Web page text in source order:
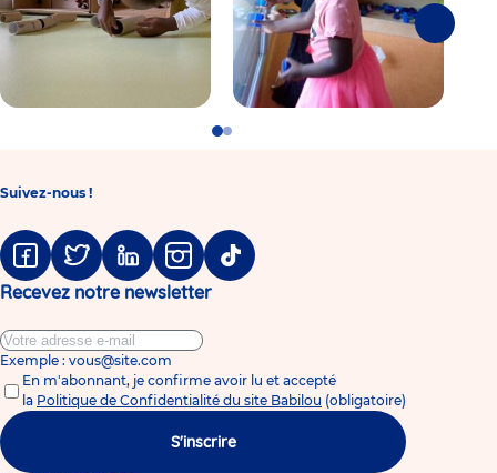
GoGo
Suivez-nous !
FacebookTwitter LinkedinInstagramTiktok
Recevez notre newsletter
Exemple : vous@site.com
En m'abonnant, je confirme avoir lu et accepté
la Politique de Confidentialité du site Babilou (obligatoire)
S'inscrire